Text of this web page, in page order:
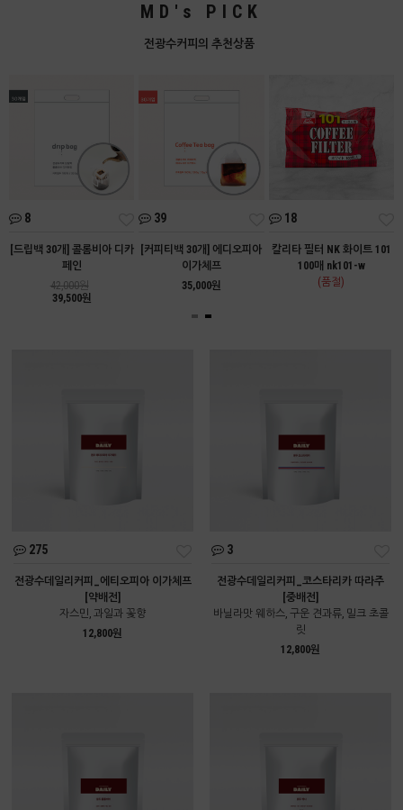
MD's PICK
전광수커피의 추천상품
8
[드립백 30개] 콜롬비아 디카
페인
42,000원
39,500원
39
[커피티백 30개] 에디오피아
이가체프
35,000원
18
칼리타 필터 NK 화이트 101
100매 nk101-w
(품절)
275
전광수데일리커피_에티오피아 이가체프
[약배전]
자스민, 과일과 꽃향
12,800원
3
전광수데일리커피_코스타리카 따라주
[중배전]
바닐라맛 웨하스, 구운 견과류, 밀크 초콜
릿
12,800원